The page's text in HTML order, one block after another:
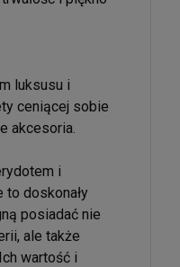
luksusu i
ceniącej sobie
akcesoria.
i
to doskonały
posiadać nie
ale także
wartość i